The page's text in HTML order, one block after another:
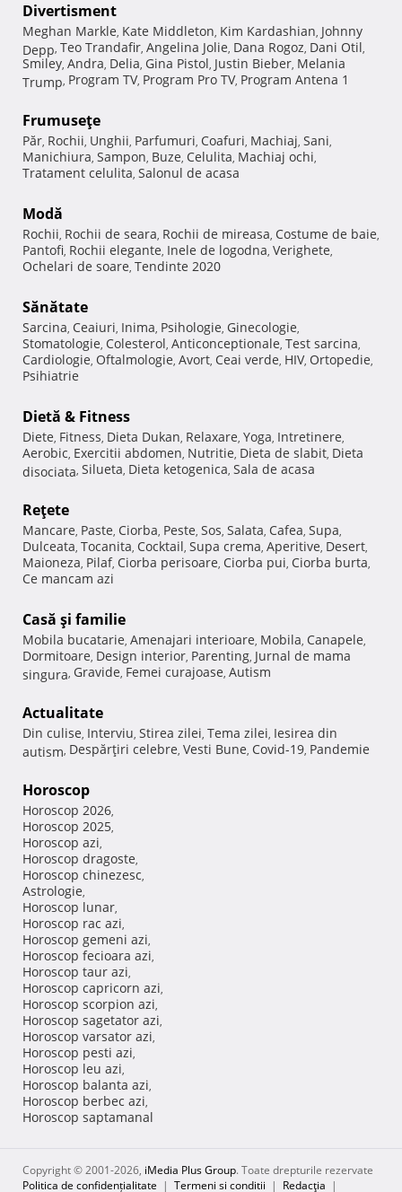
Divertisment
Meghan Markle, Kate Middleton, Kim Kardashian, Johnny
Depp, Teo Trandafir, Angelina Jolie, Dana Rogoz, Dani Otil,
Smiley, Andra, Delia, Gina Pistol, Justin Bieber, Melania
Trump, Program TV, Program Pro TV, Program Antena 1
Frumuseţe
Păr, Rochii, Unghii, Parfumuri, Coafuri, Machiaj, Sani,
Manichiura, Sampon, Buze, Celulita, Machiaj ochi,
Tratament celulita, Salonul de acasa
Modă
Rochii, Rochii de seara, Rochii de mireasa, Costume de baie,
Pantofi, Rochii elegante, Inele de logodna, Verighete,
Ochelari de soare, Tendinte 2020
Sănătate
Sarcina, Ceaiuri, Inima, Psihologie, Ginecologie,
Stomatologie, Colesterol, Anticonceptionale, Test sarcina,
Cardiologie, Oftalmologie, Avort, Ceai verde, HIV, Ortopedie,
Psihiatrie
Dietă & Fitness
Diete, Fitness, Dieta Dukan, Relaxare, Yoga, Intretinere,
Aerobic, Exercitii abdomen, Nutritie, Dieta de slabit, Dieta
disociata, Silueta, Dieta ketogenica, Sala de acasa
Reţete
Mancare, Paste, Ciorba, Peste, Sos, Salata, Cafea, Supa,
Dulceata, Tocanita, Cocktail, Supa crema, Aperitive, Desert,
Maioneza, Pilaf, Ciorba perisoare, Ciorba pui, Ciorba burta,
Ce mancam azi
Casă şi familie
Mobila bucatarie, Amenajari interioare, Mobila, Canapele,
Dormitoare, Design interior, Parenting, Jurnal de mama
singura, Gravide, Femei curajoase, Autism
Actualitate
Din culise, Interviu, Stirea zilei, Tema zilei, Iesirea din
autism, Despărţiri celebre, Vesti Bune, Covid-19, Pandemie
Horoscop
Horoscop 2026,
Horoscop 2025,
Horoscop azi,
Horoscop dragoste,
Horoscop chinezesc,
Astrologie,
Horoscop lunar,
Horoscop rac azi,
Horoscop gemeni azi,
Horoscop fecioara azi,
Horoscop taur azi,
Horoscop capricorn azi,
Horoscop scorpion azi,
Horoscop sagetator azi,
Horoscop varsator azi,
Horoscop pesti azi,
Horoscop leu azi,
Horoscop balanta azi,
Horoscop berbec azi,
Horoscop saptamanal
Copyright © 2001-2026, iMedia Plus Group. Toate drepturile rezervate
Politica de confidențialitate | Termeni si conditii | Redacţia |